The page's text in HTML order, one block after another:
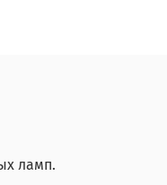
ламп.